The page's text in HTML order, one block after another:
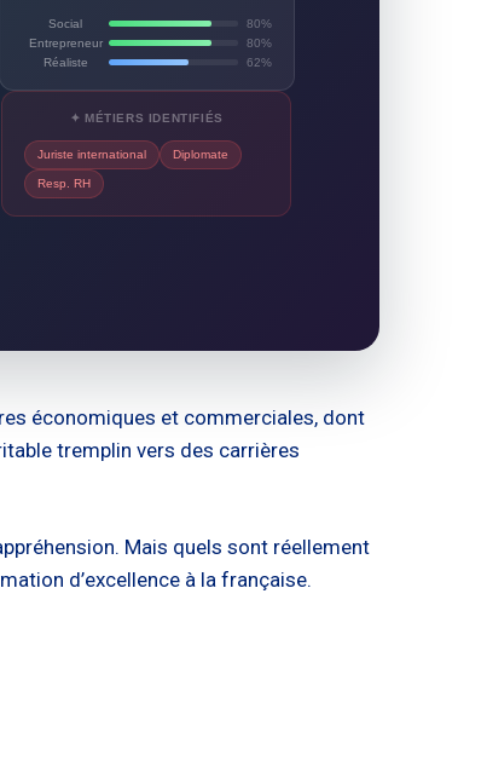
Social
80%
Entrepreneur
80%
Réaliste
62%
✦ MÉTIERS IDENTIFIÉS
Juriste international Diplomate
Resp. RH
économiques et commerciales, dont
tremplin vers des carrières
Mais quels sont réellement
d’excellence à la française.